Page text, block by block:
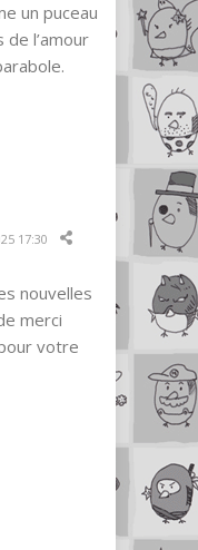
un puceau
l’amour
17:30
nouvelles
merci
votre